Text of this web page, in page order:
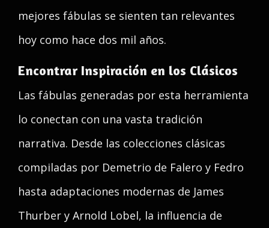
mejores fábulas se sienten tan relevantes
hoy como hace dos mil años.
Encontrar Inspiración en los Clásicos
Las fábulas generadas por esta herramienta
lo conectan con una vasta tradición
narrativa. Desde las colecciones clásicas
compiladas por Demetrio de Falero y Fedro
hasta adaptaciones modernas de James
Thurber y Arnold Lobel, la influencia de